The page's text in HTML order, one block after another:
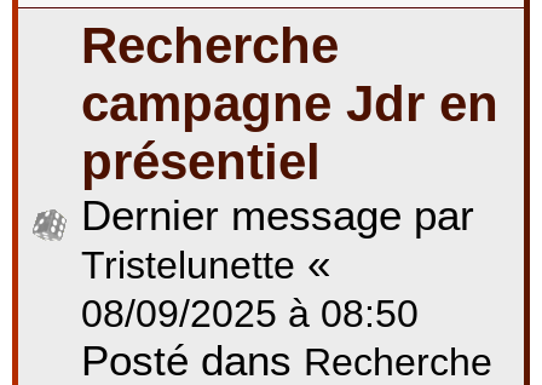
Recherche
campagne Jdr en
présentiel
Dernier message par
Tristelunette «
08/09/2025 à 08:50
Posté dans Recherche